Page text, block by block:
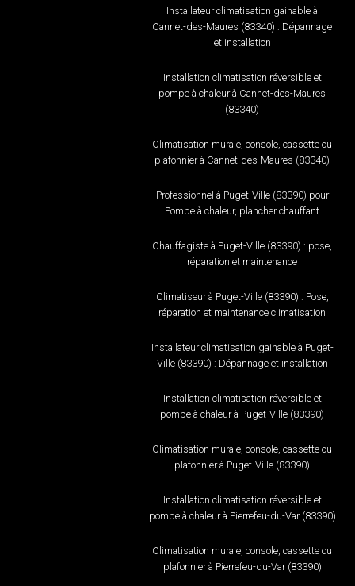
Installateur climatisation gainable à
Cannet-des-Maures (83340) : Dépannage
et installation
Installation climatisation réversible et
pompe à chaleur à Cannet-des-Maures
(83340)
Climatisation murale, console, cassette ou
plafonnier à Cannet-des-Maures (83340)
Professionnel à Puget-Ville (83390) pour
Pompe à chaleur, plancher chauffant
Chauffagiste à Puget-Ville (83390) : pose,
réparation et maintenance
Climatiseur à Puget-Ville (83390) : Pose,
réparation et maintenance climatisation
Installateur climatisation gainable à Puget-
Ville (83390) : Dépannage et installation
Installation climatisation réversible et
pompe à chaleur à Puget-Ville (83390)
Climatisation murale, console, cassette ou
plafonnier à Puget-Ville (83390)
Installation climatisation réversible et
pompe à chaleur à Pierrefeu-du-Var (83390)
Climatisation murale, console, cassette ou
plafonnier à Pierrefeu-du-Var (83390)